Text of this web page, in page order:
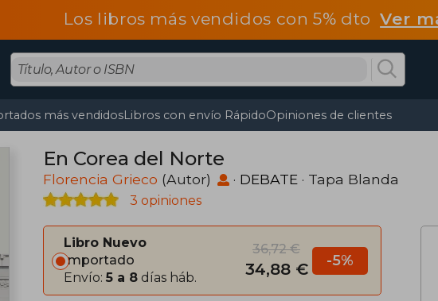
Los libros más vendidos con 5% dtoVer
más vendidosLibros con envío RápidoOpiniones de clientes
En Corea del Norte
Florencia Grieco (Autor) · DEBATE · Tapa Blanda
3 opiniones
Libro Nuevo
Importado
Envío: 5 a 8 días háb.
36,72 €
34,88 € -5%